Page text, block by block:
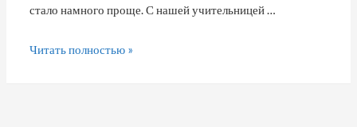
стало намного проще. С нашей учительницей …
Читать полностью »